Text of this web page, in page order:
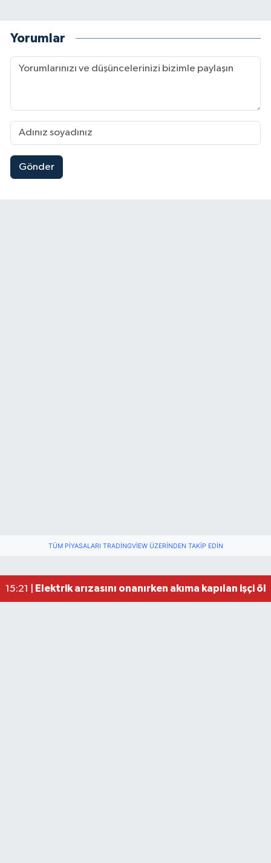
Yorumlar
Gönder
TÜM PIYASALARI TRADINGVIEW ÜZERINDEN TAKIP EDIN
15:21 | Elektrik arızasını onanırken akıma kapılan işçi